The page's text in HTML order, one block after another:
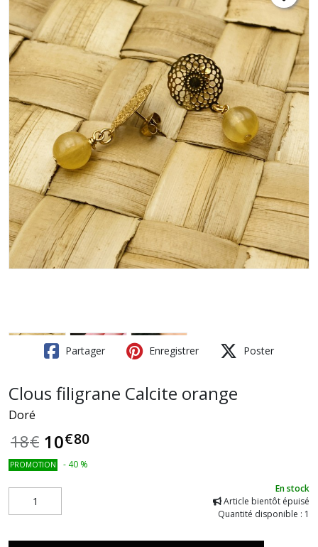
Partager Enregistrer Poster
Clous filigrane Calcite orange
Doré
18€ 10€80
PROMOTION - 40 %
En stock
Article bientôt épuisé
Quantité disponible : 1